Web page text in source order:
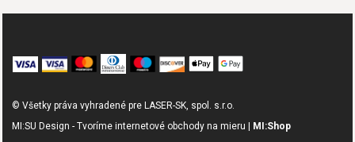
© Všetky práva vyhradené pre LASER-SK, spol. s.r.o.
MI:SU Design - Tvoríme internetové obchody na mieru |
MI:Shop